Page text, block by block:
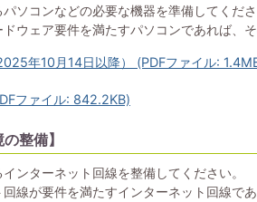
ソコンなどの必要な機器を準備してくださ
ウェア要件を満たすパソコンであれば、そ
年10月14日以降） (PDFファイル:
ファイル: 842.2KB)
整備】
ンターネット回線を整備してください。
線が要件を満たすインターネット回線で